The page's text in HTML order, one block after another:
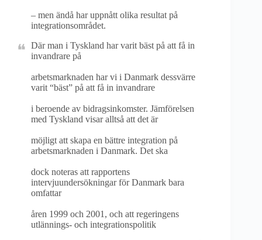
– men ändå har uppnått olika resultat på
integrationsområdet.
Där man i Tyskland har varit bäst på att få in
invandrare på
arbetsmarknaden har vi i Danmark dessvärre
varit “bäst” på att få in invandrare
i beroende av bidragsinkomster. Jämförelsen
med Tyskland visar alltså att det är
möjligt att skapa en bättre integration på
arbetsmarknaden i Danmark. Det ska
dock noteras att rapportens
intervjuundersökningar för Danmark bara
omfattar
åren 1999 och 2001, och att regeringens
utlännings- och integrationspolitik